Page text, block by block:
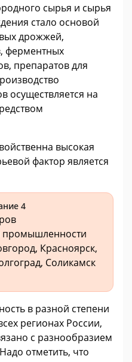
сырья и сырья
стало основой
дрожжей,
ферментных
препаратов для
осуществляется на
высокая
фактор является
4
промышленности
Красноярск,
Соликамск
в разной степени
регионах России,
с разнообразием
отметить, что